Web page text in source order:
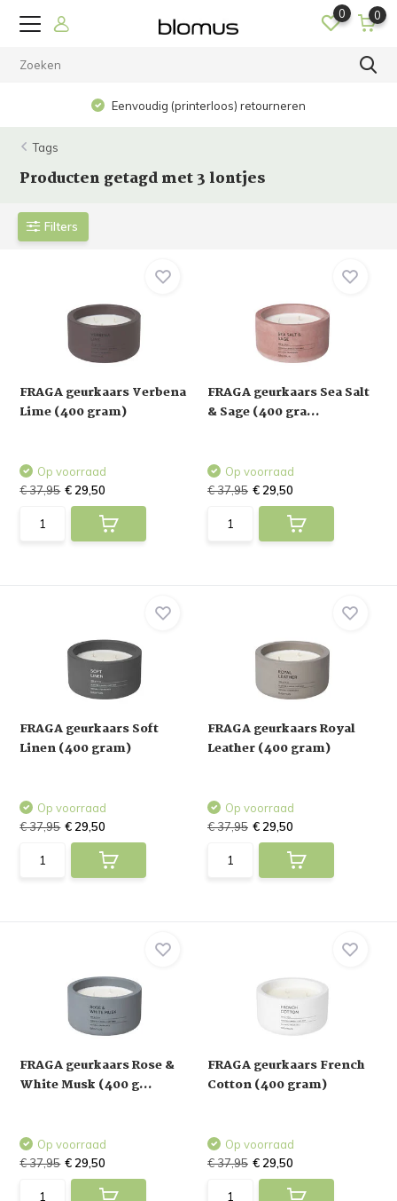
0 0
Eenvoudig (printerloos) retourneren
Tags
Producten getagd met 3 lontjes
Filters
FRAGA geurkaars Verbena
Lime (400 gram)
Op voorraad
€ 37,95 € 29,50
FRAGA geurkaars Sea Salt
& Sage (400 gra...
Op voorraad
€ 37,95 € 29,50
FRAGA geurkaars Soft
Linen (400 gram)
Op voorraad
€ 37,95 € 29,50
FRAGA geurkaars Royal
Leather (400 gram)
Op voorraad
€ 37,95 € 29,50
FRAGA geurkaars Rose &
White Musk (400 g...
Op voorraad
€ 37,95 € 29,50
FRAGA geurkaars French
Cotton (400 gram)
Op voorraad
€ 37,95 € 29,50